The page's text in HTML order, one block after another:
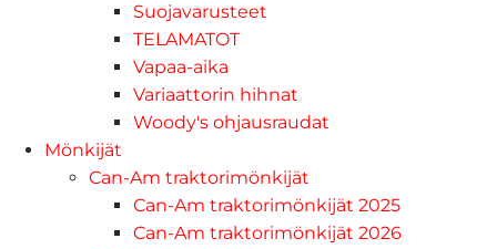
Suojavarusteet
TELAMATOT
Vapaa-aika
Variaattorin hihnat
Woody's ohjausraudat
Mönkijät
Can-Am traktorimönkijät
Can-Am traktorimönkijät 2025
Can-Am traktorimönkijät 2026